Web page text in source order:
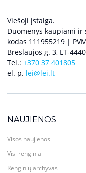
Viešoji įstaiga.
Duomenys kaupiami
kodas 111955219 |
Breslaujos g. 3, LT-
Tel.: +370 37 401805
el. p. lei@lei.lt
NAUJIENOS
Visos naujienos
Visi renginiai
Renginių archyvas